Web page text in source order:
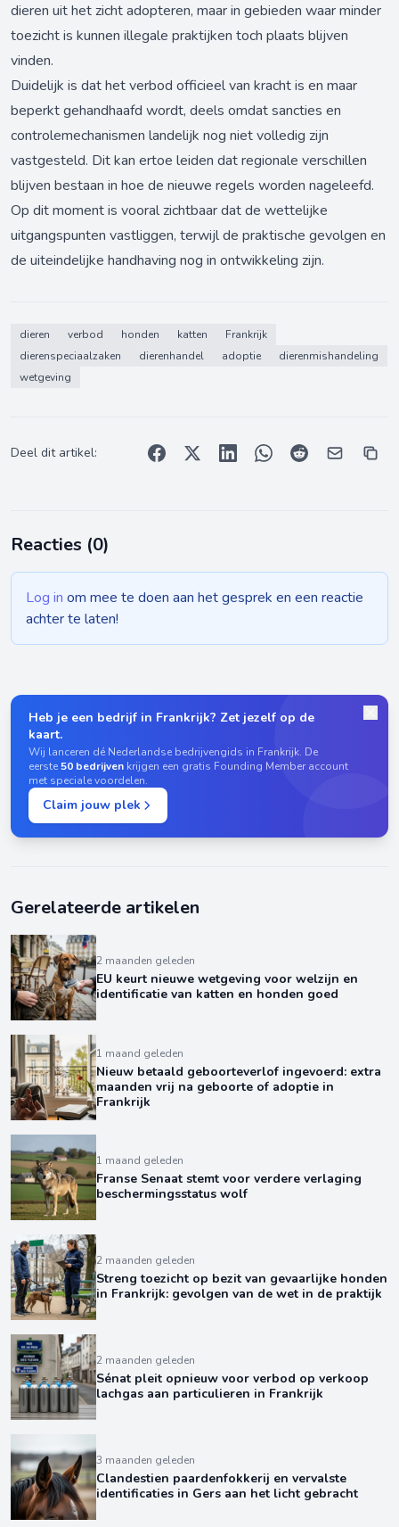
dieren uit het zicht adopteren, maar in gebieden waar minder
toezicht is kunnen illegale praktijken toch plaats blijven
vinden.
Duidelijk is dat het verbod officieel van kracht is en maar
beperkt gehandhaafd wordt, deels omdat sancties en
controlemechanismen landelijk nog niet volledig zijn
vastgesteld. Dit kan ertoe leiden dat regionale verschillen
blijven bestaan in hoe de nieuwe regels worden nageleefd.
Op dit moment is vooral zichtbaar dat de wettelijke
uitgangspunten vastliggen, terwijl de praktische gevolgen en
de uiteindelijke handhaving nog in ontwikkeling zijn.
dieren verbod honden katten
Frankrijk
dierenspeciaalzaken
dierenhandel adoptie
dierenmishandeling
wetgeving
Deel dit artikel:
Reacties (0)
Log in om mee te doen aan het gesprek en een reactie
achter te laten!
Heb je een bedrijf in Frankrijk? Zet jezelf op de
kaart.
Wij lanceren dé Nederlandse bedrijvengids in Frankrijk. De
eerste50 bedrijven krijgen een gratis Founding Member account
met speciale voordelen.
Claim jouw plek
Gerelateerde artikelen
2 maanden geleden
EU keurt nieuwe wetgeving voor welzijn en
identificatie van katten en honden goed
1 maand geleden
Nieuw betaald geboorteverlof ingevoerd: extra
maanden vrij na geboorte of adoptie in
Frankrijk
1 maand geleden
Franse Senaat stemt voor verdere verlaging
beschermingsstatus wolf
2 maanden geleden
Streng toezicht op bezit van gevaarlijke honden
in Frankrijk: gevolgen van de wet in de praktijk
2 maanden geleden
Sénat pleit opnieuw voor verbod op verkoop
lachgas aan particulieren in Frankrijk
3 maanden geleden
Clandestien paardenfokkerij en vervalste
identificaties in Gers aan het licht gebracht